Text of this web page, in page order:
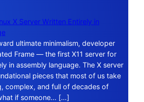
X Server Written Entirely in
ultimate minimalism, developer
Frame — the first X11 server for
in assembly language. The X server
pieces that most of us take
complex, and full of decades of
if someone… […]